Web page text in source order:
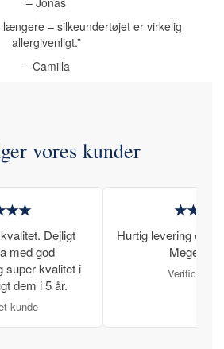
længere – silkeundertøjet er virkelig
allergivenligt.”
– Camilla
vores kunder
Dejligt
med god
super kvalitet i
dem i 5 år.
kunde
Hurtig levering og
Meget
Verificeret